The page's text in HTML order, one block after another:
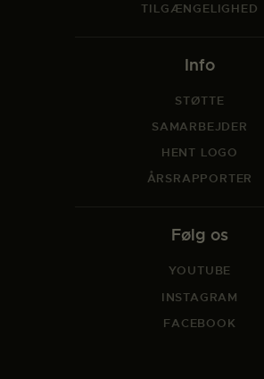
TILGÆNGELIGHED
Info
STØTTE
SAMARBEJDER
HENT LOGO
ÅRSRAPPORTER
Følg os
YOUTUBE
INSTAGRAM
FACEBOOK